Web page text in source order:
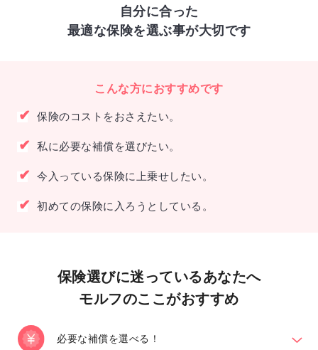
自分に合った
最適な保険を選ぶ事が大切です
こんな方におすすめです
✔ 保険のコストをおさえたい。
✔ 私に必要な補償を選びたい。
✔ 今入っている保険に上乗せしたい。
✔ 初めての保険に入ろうとしている。
保険選びに迷っているあなたへ
モルフのここがおすすめ
必要な補償を選べる！ chevron_down